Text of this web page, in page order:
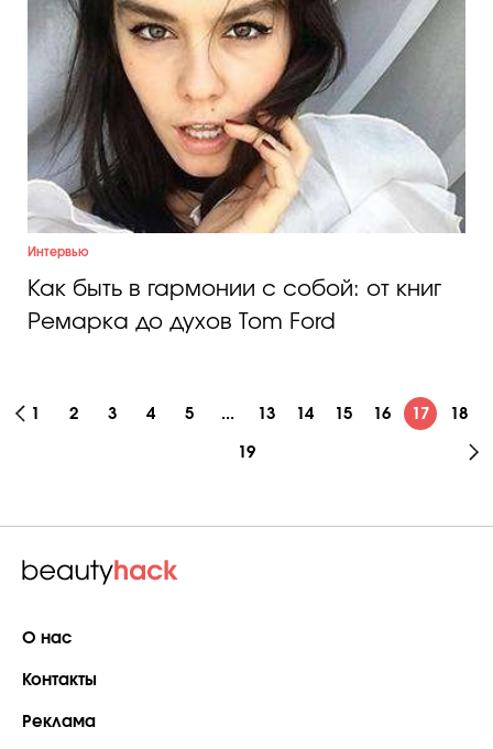
Интервью
Как быть в гармонии с собой: от книг
Ремарка до духов Tom Ford
1 2 3 4 5 ... 13 14 15 16 17 18
19
О нас
Контакты
Реклама